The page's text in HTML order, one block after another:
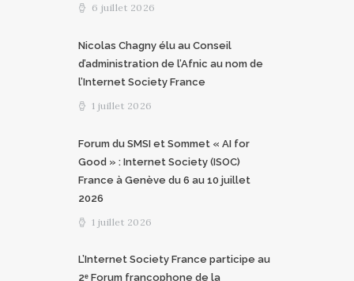
6 juillet 2026
Nicolas Chagny élu au Conseil
d’administration de l’Afnic au nom de
l’Internet Society France
1 juillet 2026
Forum du SMSI et Sommet « AI for
Good » : Internet Society (ISOC)
France à Genève du 6 au 10 juillet
2026
1 juillet 2026
L’Internet Society France participe au
2ᵉ Forum francophone de la